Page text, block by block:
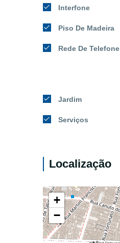
Interfone
Piso De Madeira
Rede De Telefone
Jardim
Serviços
Localização
+
−